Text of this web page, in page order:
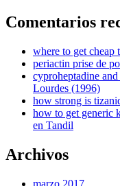
Comentarios
where to get cheap
periactin prise de
cyproheptadine
Lourdes (1996)
how strong is
how to get generic
en Tandil
Archivos